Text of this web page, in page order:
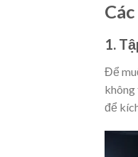
1.
Để
không
để